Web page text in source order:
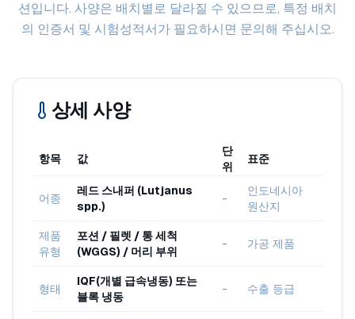
션입니다. 사양은 배치별로 달라질 수 있으므로, 특정 배치
의 인증서 및 시험성적서가 필요하시면 문의해 주십시오.
상세 사양
항목 값
단
위
표준
어종
레드 스내퍼 (Lutjanus
spp.)
-
인도네시아
원산지
제품
유형
포션 / 필렛 / 통 세척
(WGGS) / 머리 부위
- 가공 제품
형태
IQF(개별 급속냉동) 또는
블록 냉동
- 수출 등급